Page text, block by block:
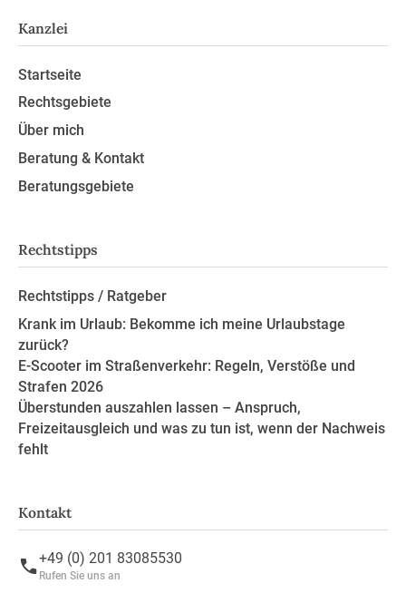
Kanzlei
Startseite
Rechtsgebiete
Über mich
Beratung & Kontakt
Beratungsgebiete
Rechtstipps
Rechtstipps / Ratgeber
Krank im Urlaub: Bekomme ich meine Urlaubstage
zurück?
E-Scooter im Straßenverkehr: Regeln, Verstöße und
Strafen 2026
Überstunden auszahlen lassen – Anspruch,
Freizeitausgleich und was zu tun ist, wenn der Nachweis
fehlt
Kontakt
+49 (0) 201 83085530
Rufen Sie uns an